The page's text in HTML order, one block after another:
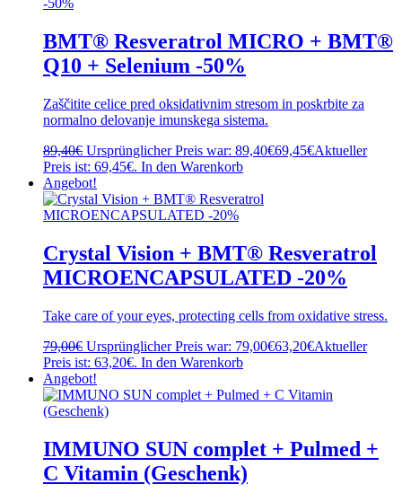
BMT® Resveratrol MICRO + BMT®
Q10 + Selenium -50%
Zaščitite celice pred oksidativnim stresom in poskrbite za
normalno delovanje imunskega sistema.
89,40€ Ursprünglicher Preis war: 89,40€69,45€Aktueller
Preis ist: 69,45€. In den Warenkorb
Angebot!
Crystal Vision + BMT® Resveratrol
MICROENCAPSULATED -20%
Take care of your eyes, protecting cells from oxidative stress.
79,00€ Ursprünglicher Preis war: 79,00€63,20€Aktueller
Preis ist: 63,20€. In den Warenkorb
Angebot!
IMMUNO SUN complet + Pulmed +
C Vitamin (Geschenk)